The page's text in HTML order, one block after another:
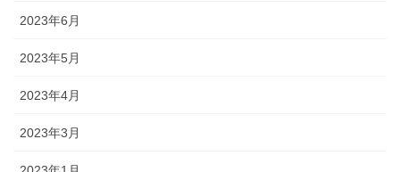
2023年6月
2023年5月
2023年4月
2023年3月